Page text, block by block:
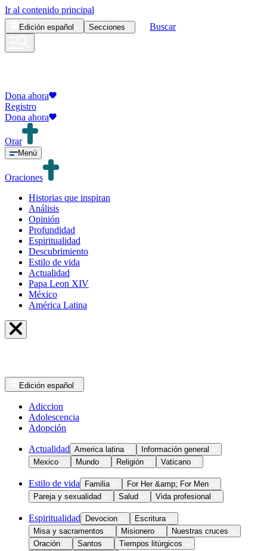
Ir al contenido principal
Edición español Secciones Buscar
Dona ahora
Registro
Dona ahora
Orar
Menú
Oraciones
Historias que inspiran
Análisis
Opinión
Profundidad
Espiritualidad
Descubrimiento
Estilo de vida
Actualidad
Papa Leon XIV
México
América Latina
Edición español
Adiccion
Adolescencia
Adopción
Actualidad America latina
Información general
Mexico
Mundo Religión Vaticano
Estilo de vida Familia
For Her &amp; For Men
Pareja y sexualidad
Salud Vida profesional
Espiritualidad Devocion
Escritura
Misa y sacramentos
Misionero
Nuestras cruces
Oración
Santos
Tiempos litúrgicos